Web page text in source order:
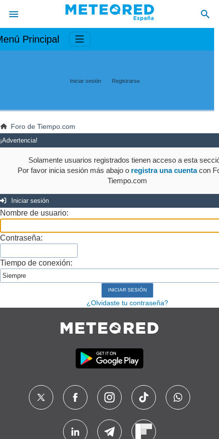
Principal
Iniciar sesión Registrarse
Foro de Tiempo.com
¡Advertencia!
Solamente usuarios registrados tienen acceso a esta
Por favor inicia sesión más abajo o registra una cuentacon
Tiempo.com
Iniciar sesión
Nombre de usuario:
Contraseña:
Tiempo de conexión:
¿Olvidaste tu contraseña?